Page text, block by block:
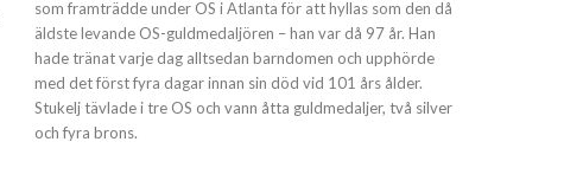
som framträdde under OS i Atlanta för att hyllas som den då
äldste levande OS-guldmedaljören – han var då 97 år. Han
hade tränat varje dag alltsedan barndomen och upphörde
med det först fyra dagar innan sin död vid 101 års ålder.
Stukelj tävlade i tre OS och vann åtta guldmedaljer, två silver
och fyra brons.